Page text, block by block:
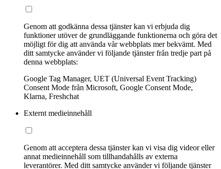
Genom att godkänna dessa tjänster kan vi erbjuda dig
funktioner utöver de grundläggande funktionerna och göra det
möjligt för dig att använda vår webbplats mer bekvämt. Med
ditt samtycke använder vi följande tjänster från tredje part på
denna webbplats:
Google Tag Manager, UET (Universal Event Tracking)
Consent Mode från Microsoft, Google Consent Mode,
Klarna, Freshchat
Externt medieinnehåll
Genom att acceptera dessa tjänster kan vi visa dig videor eller
annat medieinnehåll som tillhandahålls av externa
leverantörer. Med ditt samtycke använder vi följande tjänster